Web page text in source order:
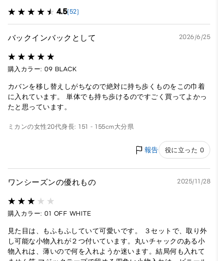
4.5(52)
バックインバックとして 2026/6/25
購入カラー: 09 BLACK
カバンを移し替えしがちなので絶対に持ち歩くものをこの巾着
に入れています。 単体でも持ち歩けるのですごく買ってよかっ
たと思っています。
ミカンの女性20代身長: 151 - 155cm大分県
報告 役に立った 0
ワンシーズンの優れもの 2025/11/28
購入カラー: 01 OFF WHITE
見た目は、もふもふしていて可愛いです。 ３セットで、取り外
し可能な小物入れが２つ付いています。丸いチャックのある小
物入れは、薄いので何を入れようか迷います。結局何も入れて